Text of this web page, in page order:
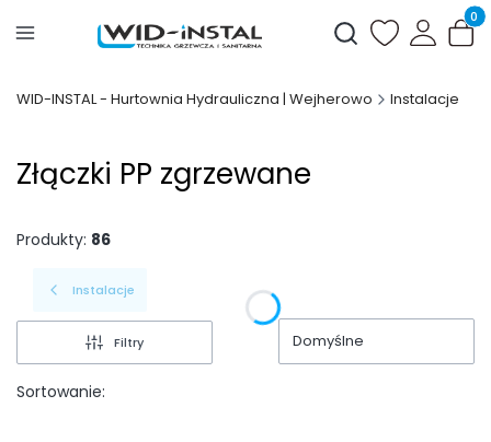
Otwórz
WID-INSTAL - Hurtownia Hydrauliczna | Wejherowo Instalacje
Złączki PP zgrzewane
Produkty: 86
Instalacje
Filtry
Sortowanie:
Domyślne